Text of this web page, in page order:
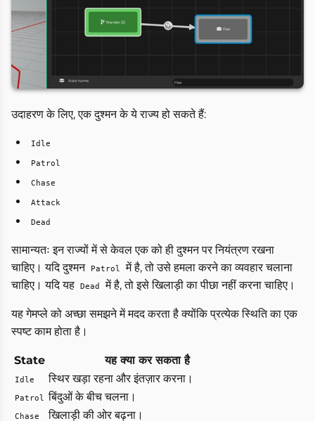
उदाहरण के लिए, एक दुश्मन के ये राज्य हो सकते हैं:
Idle
Patrol
Chase
Attack
Dead
सामान्यतः इन राज्यों में से केवल एक को ही दुश्मन पर नियंत्रण रखना
चाहिए। यदि दुश्मन Patrol में है, तो उसे हमला करने का व्यवहार चलाना
चाहिए। यदि यह Dead में है, तो इसे खिलाड़ी का पीछा नहीं करना चाहिए।
यह गेमप्ले को अच्छा समझने में मदद करता है क्योंकि प्रत्येक स्थिति का एक
स्पष्ट काम होता है।
State यह क्या कर सकता है
Idle स्थिर खड़ा रहना और इंतज़ार करना।
Patrol बिंदुओं के बीच चलना।
Chase खिलाड़ी की ओर बढ़ना।